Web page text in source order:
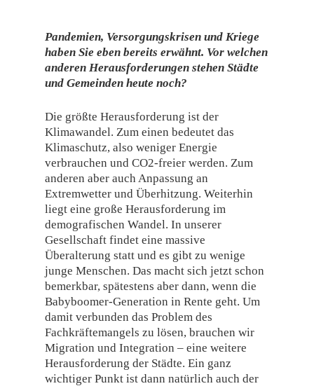
Pandemien, Versorgungskrisen und Kriege
haben Sie eben bereits erwähnt. Vor welchen
anderen Herausforderungen stehen Städte
und Gemeinden heute noch?
Die größte Herausforderung ist der
Klimawandel. Zum einen bedeutet das
Klimaschutz, also weniger Energie
verbrauchen und CO2-freier werden. Zum
anderen aber auch Anpassung an
Extremwetter und Überhitzung. Weiterhin
liegt eine große Herausforderung im
demografischen Wandel. In unserer
Gesellschaft findet eine massive
Überalterung statt und es gibt zu wenige
junge Menschen. Das macht sich jetzt schon
bemerkbar, spätestens aber dann, wenn die
Babyboomer-Generation in Rente geht. Um
damit verbunden das Problem des
Fachkräftemangels zu lösen, brauchen wir
Migration und Integration – eine weitere
Herausforderung der Städte. Ein ganz
wichtiger Punkt ist dann natürlich auch der